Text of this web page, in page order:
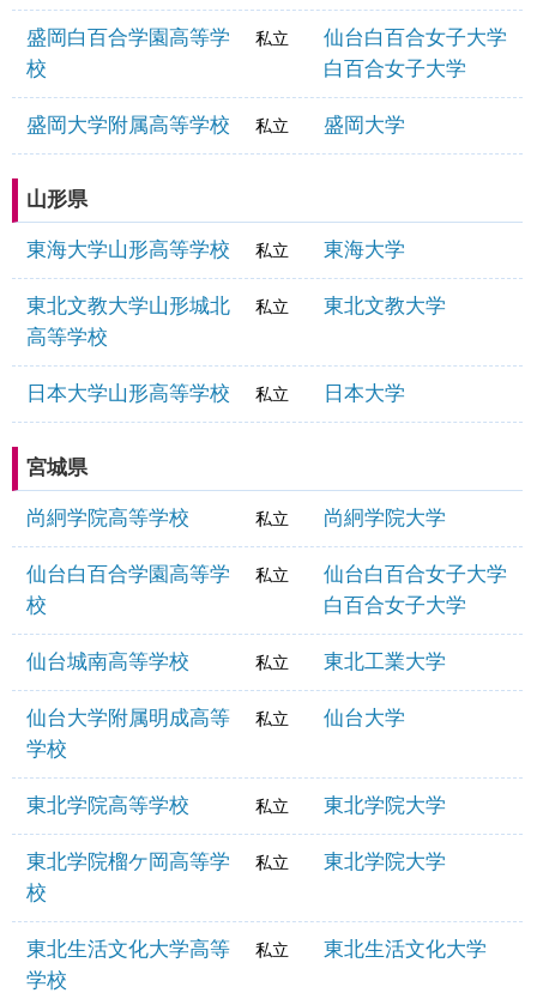
盛岡白百合学園高等学
校
私立
仙台白百合女子大学
白百合女子大学
盛岡大学附属高等学校 私立 盛岡大学
山形県
東海大学山形高等学校 私立 東海大学
東北文教大学山形城北
高等学校
私立 東北文教大学
日本大学山形高等学校 私立 日本大学
宮城県
尚絅学院高等学校 私立 尚絅学院大学
仙台白百合学園高等学
校
私立
仙台白百合女子大学
白百合女子大学
仙台城南高等学校 私立 東北工業大学
仙台大学附属明成高等
学校
私立 仙台大学
東北学院高等学校 私立 東北学院大学
東北学院榴ケ岡高等学
校
私立 東北学院大学
東北生活文化大学高等
学校
私立 東北生活文化大学